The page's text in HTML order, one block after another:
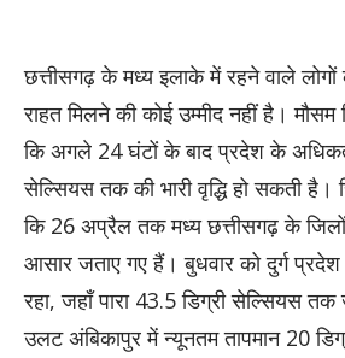
छत्तीसगढ़ के मध्य इलाके में रहने वाले लोगों
राहत मिलने की कोई उम्मीद नहीं है। मौसम
कि अगले 24 घंटों के बाद प्रदेश के
सेल्सियस तक की भारी वृद्धि हो सकती है।
कि 26 अप्रैल तक मध्य छत्तीसगढ़ के
आसार जताए गए हैं। बुधवार को दुर्ग
रहा, जहाँ पारा 43.5 डिग्री सेल्सियस
उलट अंबिकापुर में न्यूनतम तापमान 20